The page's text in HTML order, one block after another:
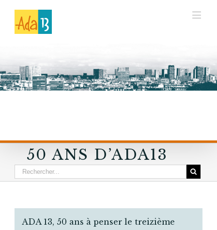
50 ANS D’ADA13
ADA 13, 50 ans à penser le treizième